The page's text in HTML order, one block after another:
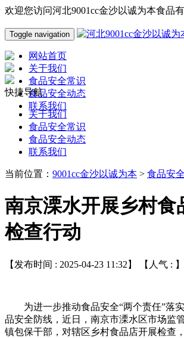
欢迎您访问河北9001cc金沙以诚为本食品
Toggle navigation
网站首页
关于我们
食品安全常识
食品安全动态
联系我们
快捷导航
关于我们
食品安全常识
食品安全动态
联系我们
当前位置： 9001cc金沙以诚为本 > 食品安
南京溧水开展乡村食
检查行动
【发布时间 : 2025-04-23 11:32】 【人气 : 】
为进一步推动食品安全“两个责任”落实
品安全防线，近日，南京市溧水区市场监
镇包保干部，对辖区乡村食品店开展检查